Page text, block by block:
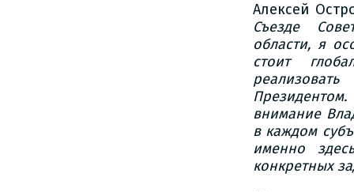
Алексей
Съезде
области, я
стоит
внимание
в каждом
именно
конкретных